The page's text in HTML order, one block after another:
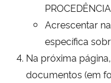
Acrescentar
específica
Na próxima
documentos (em